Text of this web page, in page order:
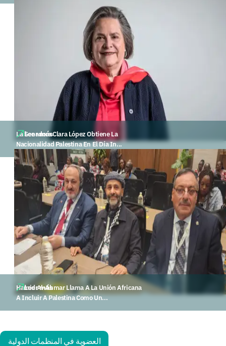
La Senadora Clara López Obtiene La
Nacionalidad Palestina En El Día In...
Leer más
Hamid Al-Ahmar Llama A La Unión Africana
A Incluir A Palestina Como Un...
Leer más
العضوية في المنظمات الدولية